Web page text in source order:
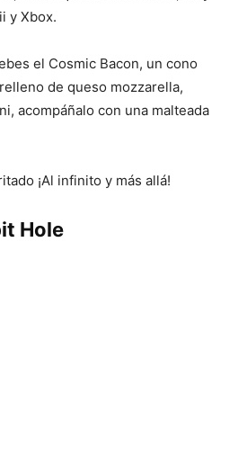
y Xbox.
el Cosmic Bacon, un cono
de queso mozzarella,
acompáñalo con una malteada
¡Al infinito y más allá!
Hole